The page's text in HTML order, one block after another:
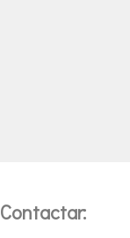
Contactar: